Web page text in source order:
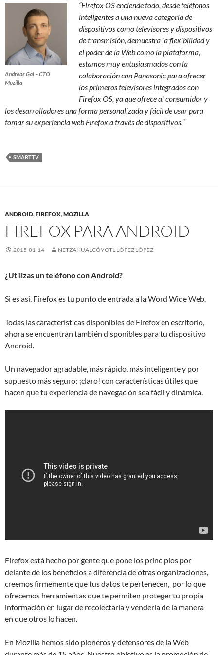
Andreas Gal – CTO
Mozilla
“Firefox OS enciende todo, desde teléfonos
inteligentes a una nueva categoría de
dispositivos como televisores y dispositivos
de transmisión, demuestra la flexibilidad y
el poder de la Web como la plataforma,
estamos muy entusiasmados con la
colaboración con Panasonic para ofrecer
los primeros televisores integrados con
Firefox OS, ya que ofrece al consumidor y
los desarrolladores una forma personalizada y fácil de usar para
tomar su experiencia web Firefox a través de dispositivos.”
SMARTTV
ANDROID,FIREFOX,MOZILLA
FIREFOX PARA ANDROID
2015-01-14 NETZAHUALCÓYOTL LÓPEZ LÓPEZ
¿Utilizas un teléfono con Android?
Si es así, Firefox es tu punto de entrada a la Word Wide Web.
Todas las características disponibles de Firefox en escritorio,
ahora se encuentran también disponibles para tu dispositivo
Android.
Un navegador agradable, más rápido, más inteligente y por
supuesto más seguro; ¡claro! con características útiles que
hacen que tu experiencia de navegación sea fácil y dinámica.
Firefox está hecho por gente que pone los principios por
delante de los beneficios a diferencia de otras organizaciones,
creemos firmemente que tus datos te pertenecen, por lo que
ofrecemos herramientas que te permiten proteger tu propia
información en lugar de recolectarla y venderla de la manera
en que otros lo hacen.
En Mozilla hemos sido pioneros y defensores de la Web